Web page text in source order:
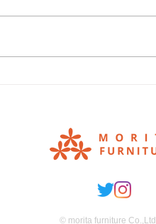
© morita furniture Co.,Ltd.